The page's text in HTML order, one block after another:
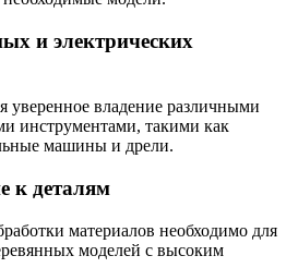
и электрических
владение различными
инструментами, такими как
машины и дрели.
к деталям
материалов необходимо для
моделей с высоким